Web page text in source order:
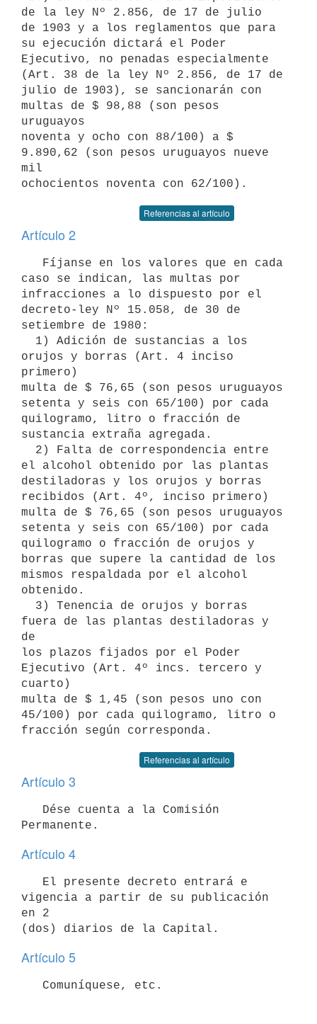
de la ley Nº 2.856, de 17 de julio
de 1903 y a los reglamentos que para
su ejecución dictará el Poder
Ejecutivo, no penadas especialmente
(Art. 38 de la ley Nº 2.856, de 17 de
julio de 1903), se sancionarán con
multas de $ 98,88 (son pesos
uruguayos
noventa y ocho con 88/100) a $
9.890,62 (son pesos uruguayos nueve
mil
Referencias al artículo
Artículo 2
caso se indican, las multas por
infracciones a lo dispuesto por el
decreto-ley Nº 15.058, de 30 de
setiembre de 1980:
orujos y borras (Art. 4 inciso
primero)
multa de $ 76,65 (son pesos uruguayos
setenta y seis con 65/100) por cada
quilogramo, litro o fracción de
sustancia extraña agregada.
el alcohol obtenido por las plantas
destiladoras y los orujos y borras
recibidos (Art. 4º, inciso primero)
multa de $ 76,65 (son pesos uruguayos
setenta y seis con 65/100) por cada
quilogramo o fracción de orujos y
borras que supere la cantidad de los
mismos respaldada por el alcohol
obtenido.
fuera de las plantas destiladoras y
de
los plazos fijados por el Poder
Ejecutivo (Art. 4º incs. tercero y
cuarto)
multa de $ 1,45 (son pesos uno con
45/100) por cada quilogramo, litro o
Referencias al artículo
Artículo 3
Artículo 4
vigencia a partir de su publicación
en 2
Artículo 5